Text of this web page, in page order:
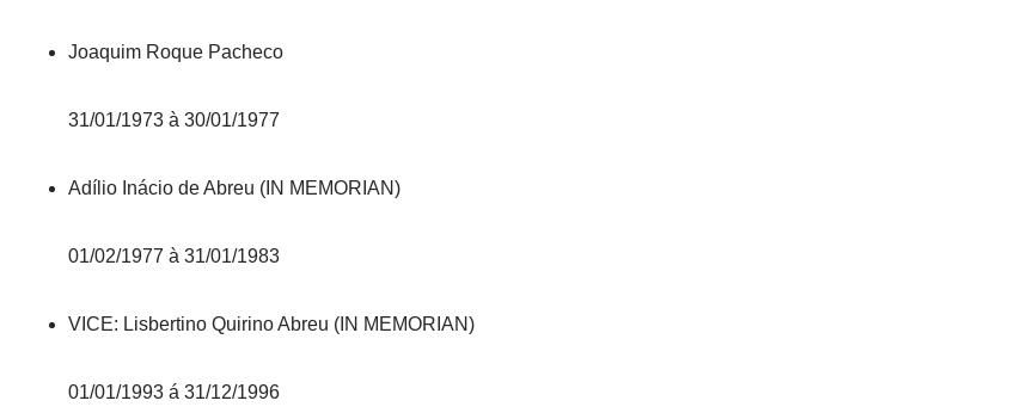
Joaquim Roque Pacheco
31/01/1973 à 30/01/1977
Adílio Inácio de Abreu (IN MEMORIAN)
01/02/1977 à 31/01/1983
VICE: Lisbertino Quirino Abreu (IN MEMORIAN)
01/01/1993 á 31/12/1996